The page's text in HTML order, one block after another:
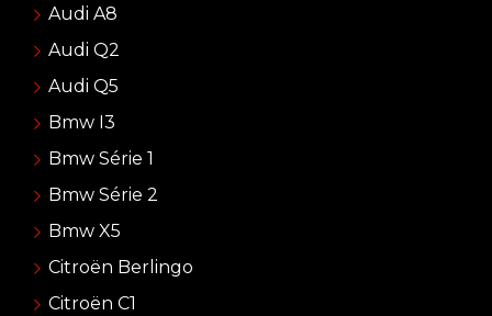
Audi A8
Audi Q2
Audi Q5
Bmw I3
Bmw Série 1
Bmw Série 2
Bmw X5
Citroën Berlingo
Citroën C1